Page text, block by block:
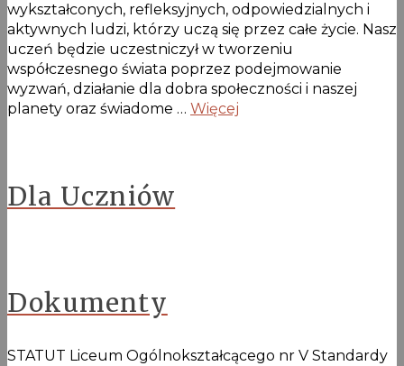
wykształconych, refleksyjnych, odpowiedzialnych i
aktywnych ludzi, którzy uczą się przez całe życie. Nasz
uczeń będzie uczestniczył w tworzeniu
współczesnego świata poprzez podejmowanie
wyzwań, działanie dla dobra społeczności i naszej
planety oraz świadome … Więcej
Dla Uczniów
Dokumenty
STATUT Liceum Ogólnokształcącego nr V Standardy